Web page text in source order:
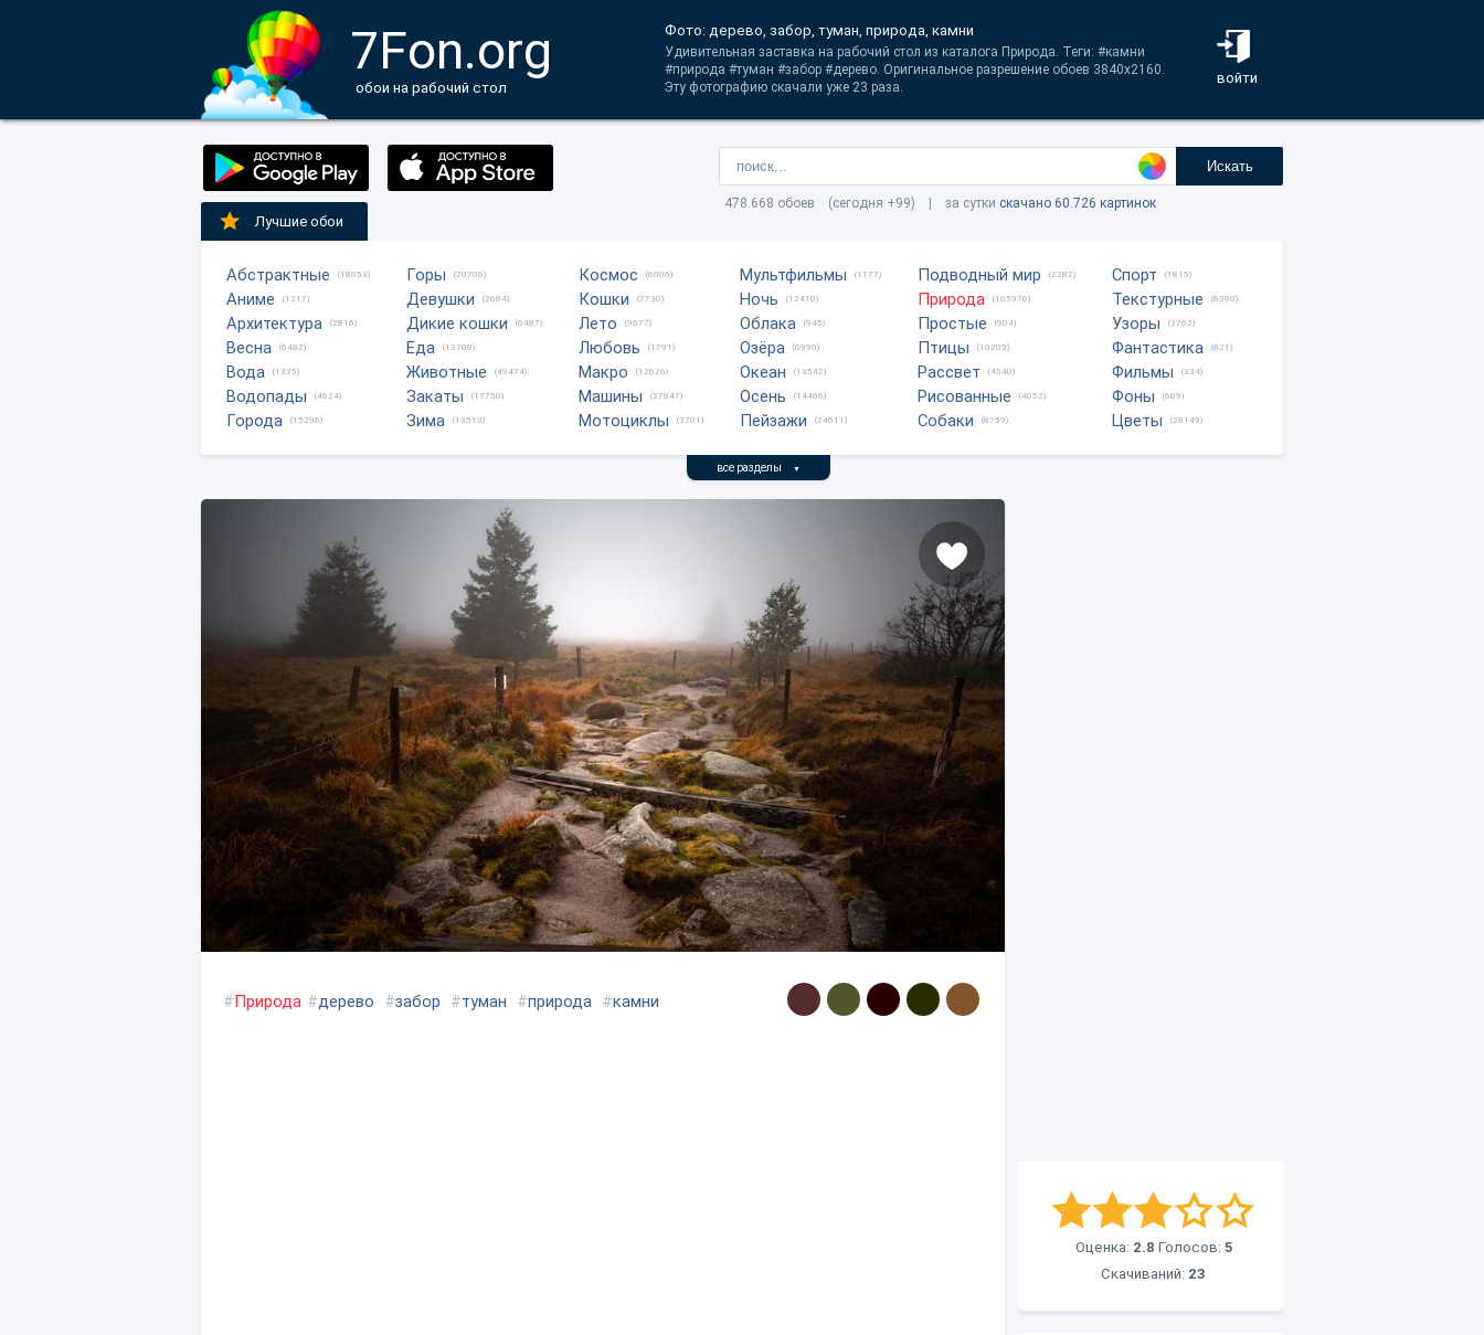
7Fon.org
обои на рабочий стол
войти
Фото: дерево, забор, туман, природа, камни
Удивительная заставка на рабочий стол из каталога Природа. Теги: #камни
#природа #туман #забор #дерево. Оригинальное разрешение обоев 3840x2160.
Эту фотографию скачали уже 23 раза.
Искать
478.668 обоев (сегодня +99) | за сутки скачано 60.726 картинок
Лучшие обои
Абстрактные (18053)
Аниме (1217)
Архитектура (2816)
Весна (6482)
Вода (1335)
Водопады (4624)
Города (15296)
Горы (20706)
Девушки (2684)
Дикие кошки (6487)
Еда (13708)
Животные (49474)
Закаты (17750)
Зима (13513)
Космос (6006)
Кошки (7730)
Лето (9677)
Любовь (1791)
Макро (12626)
Машины (37847)
Мотоциклы (3701)
Мультфильмы (1177)
Ночь (12410)
Облака (945)
Озёра (6990)
Океан (13542)
Осень (14466)
Пейзажи (24611)
Подводный мир (2282)
Природа (105976)
Простые (904)
Птицы (10205)
Рассвет (4540)
Рисованные (4052)
Собаки (8759)
Спорт (1815)
Текстурные (6380)
Узоры (3762)
Фантастика (821)
Фильмы (334)
Фоны (609)
Цветы (28149)
все разделы ▼
Оценка: 2.8 Голосов: 5
Скачиваний: 23
#Природа #дерево #забор #туман #природа #камни